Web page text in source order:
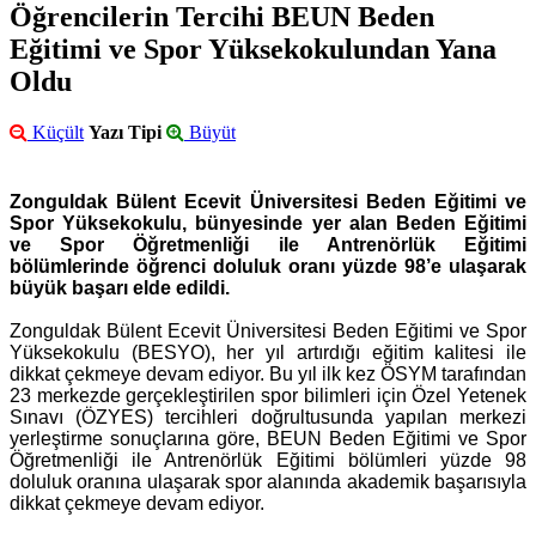
Öğrencilerin Tercihi BEUN Beden
Eğitimi ve Spor Yüksekokulundan Yana
Oldu
Küçült Yazı Tipi Büyüt
Zonguldak Bülent Ecevit Üniversitesi Beden Eğitimi ve
Spor Yüksekokulu, bünyesinde yer alan Beden Eğitimi
ve Spor Öğretmenliği ile Antrenörlük Eğitimi
bölümlerinde öğrenci doluluk oranı yüzde 98’e ulaşarak
büyük başarı elde edildi.
Zonguldak Bülent Ecevit Üniversitesi Beden Eğitimi ve Spor
Yüksekokulu (BESYO), her yıl artırdığı eğitim kalitesi ile
dikkat çekmeye devam ediyor. Bu yıl ilk kez ÖSYM tarafından
23 merkezde gerçekleştirilen spor bilimleri için Özel Yetenek
Sınavı (ÖZYES) tercihleri doğrultusunda yapılan merkezi
yerleştirme sonuçlarına göre, BEUN Beden Eğitimi ve Spor
Öğretmenliği ile Antrenörlük Eğitimi bölümleri yüzde 98
doluluk oranına ulaşarak spor alanında akademik başarısıyla
dikkat çekmeye devam ediyor.